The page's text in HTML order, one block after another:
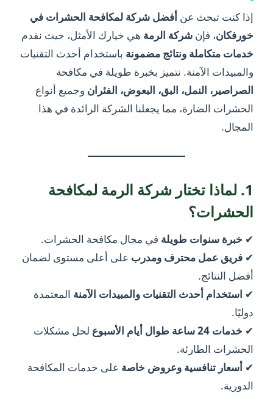
إذا كنت تبحث عن أفضل شركة لمكافحة الحشرات في
خورفكان، فإن شركة الرمة هي خيارك الأمثل، حيث نقدم
خدمات متكاملة ونتائج مضمونة باستخدام أحدث التقنيات
والمبيدات الآمنة. نتميز بخبرة طويلة في مكافحة
الصراصير، النمل، البق، البعوض، الفئران وجميع أنواع
الحشرات الضارة، مما يجعلنا الشركة الرائدة في هذا
المجال.
1. لماذا تختار شركة الرمة لمكافحة
الحشرات؟
✔ خبرة سنوات طويلة في مجال مكافحة الحشرات.
✔ فريق عمل محترف ومدرب على أعلى مستوى لضمان
أفضل النتائج.
✔ استخدام أحدث التقنيات والمبيدات الآمنة المعتمدة
دوليًا.
✔ خدمات 24 ساعة طوال أيام الأسبوع
لحل مشكلات
الحشرات الطارئة.
✔ أسعار تنافسية وعروض خاصة على خدمات المكافحة
الدورية.